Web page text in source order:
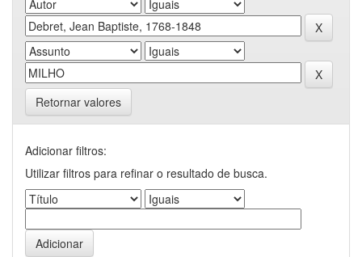
Retornar valores
Adicionar filtros:
Utilizar filtros para refinar o resultado de busca.